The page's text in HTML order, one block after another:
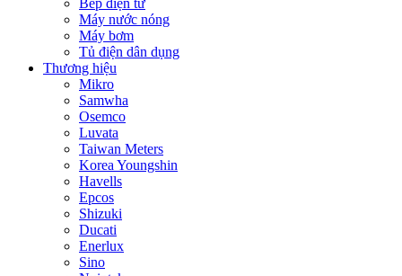
Bếp điện từ
Máy nước nóng
Máy bơm
Tủ điện dân dụng
Thương hiệu
Mikro
Samwha
Osemco
Luvata
Taiwan Meters
Korea Youngshin
Havells
Epcos
Shizuki
Ducati
Enerlux
Sino